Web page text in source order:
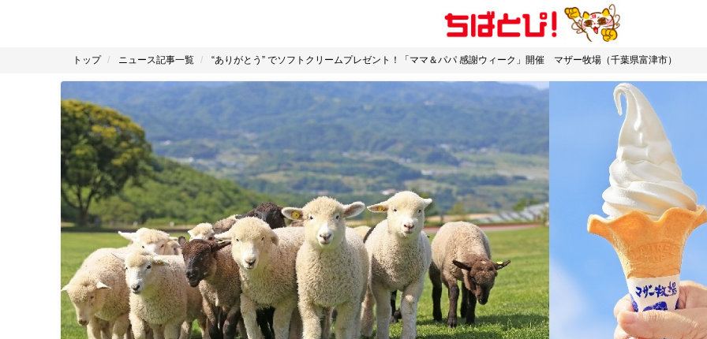
トップ ニュース記事一覧 “ありがとう” でソフトクリームプレゼント！「ママ＆パパ 感謝ウィーク」開催 マザー牧場（千葉県富津市）